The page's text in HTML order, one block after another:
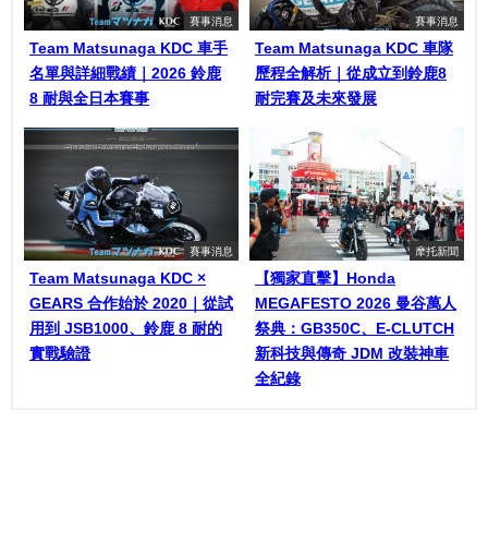
賽事消息
Team Matsunaga KDC 車手
名單與詳細戰績｜2026 鈴鹿
8 耐與全日本賽事
賽事消息
Team Matsunaga KDC 車隊
歷程全解析｜從成立到鈴鹿8
耐完賽及未來發展
賽事消息
Team Matsunaga KDC ×
GEARS 合作始於 2020｜從試
用到 JSB1000、鈴鹿 8 耐的
實戰驗證
摩托新聞
【獨家直擊】Honda
MEGAFESTO 2026 曼谷萬人
祭典：GB350C、E-CLUTCH
新科技與傳奇 JDM 改裝神車
全紀錄